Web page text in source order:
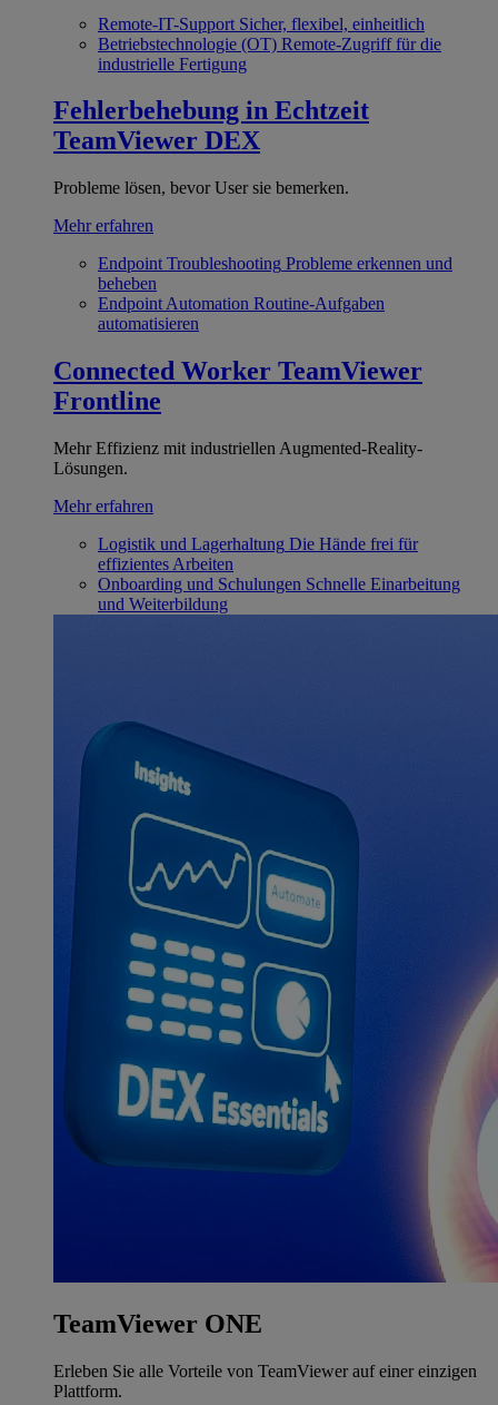
Remote-IT-Support Sicher, flexibel, einheitlich
Betriebstechnologie (OT) Remote-Zugriff für die
industrielle Fertigung
Fehlerbehebung in Echtzeit
TeamViewer DEX
Probleme lösen, bevor User sie bemerken.
Mehr erfahren
Endpoint Troubleshooting Probleme erkennen und
beheben
Endpoint Automation Routine-Aufgaben
automatisieren
Connected Worker TeamViewer
Frontline
Mehr Effizienz mit industriellen Augmented-Reality-
Lösungen.
Mehr erfahren
Logistik und Lagerhaltung Die Hände frei für
effizientes Arbeiten
Onboarding und Schulungen Schnelle Einarbeitung
und Weiterbildung
TeamViewer ONE
Erleben Sie alle Vorteile von TeamViewer auf einer einzigen
Plattform.